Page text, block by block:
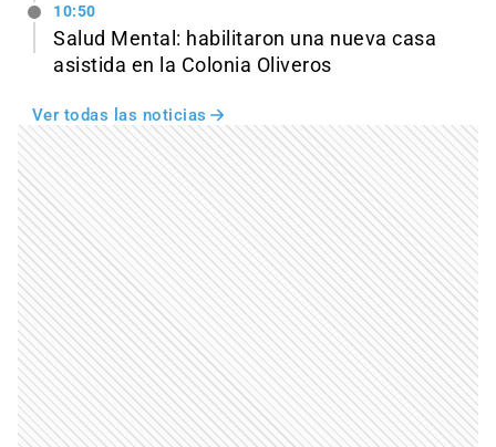
10:50
Salud Mental: habilitaron una nueva casa
asistida en la Colonia Oliveros
Ver todas las noticias